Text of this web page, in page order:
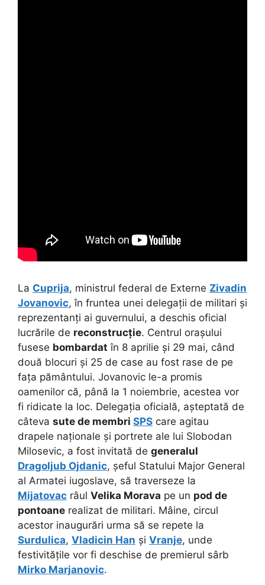
La Cuprija, ministrul federal de Externe Zivadin
Jovanovic, în fruntea unei delegații de militari și
reprezentanți ai guvernului, a deschis oficial
lucrările de reconstrucție. Centrul orașului
fusese bombardat în 8 aprilie și 29 mai, când
două blocuri și 25 de case au fost rase de pe
fața pământului. Jovanovic le-a promis
oamenilor că, până la 1 noiembrie, acestea vor
fi ridicate la loc. Delegația oficială, așteptată de
câteva sute de membri SPS care agitau
drapele naționale și portrete ale lui Slobodan
Milosevic, a fost invitată de generalul
Dragoljub Ojdanic, șeful Statului Major General
al Armatei iugoslave, să traverseze la
Mijatovac râul Velika Morava pe un pod de
pontoane realizat de militari. Mâine, circul
acestor inaugurări urma să se repete la
Surdulica, Vladicin Han și Vranje, unde
festivitățile vor fi deschise de premierul sârb
Mirko Marjanovic.